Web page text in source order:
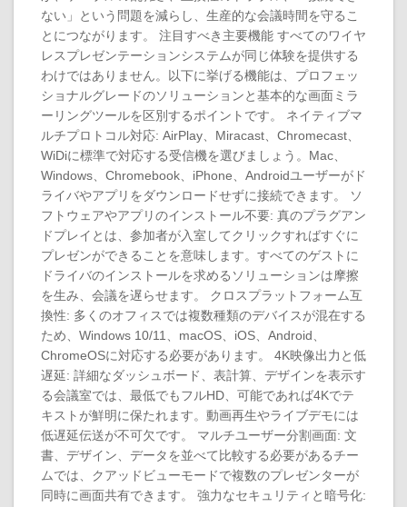
ない」という問題を減らし、生産的な会議時間を守るこ
とにつながります。 注目すべき主要機能 すべてのワイヤ
レスプレゼンテーションシステムが同じ体験を提供する
わけではありません。以下に挙げる機能は、プロフェッ
ショナルグレードのソリューションと基本的な画面ミラ
ーリングツールを区別するポイントです。 ネイティブマ
ルチプロトコル対応: AirPlay、Miracast、Chromecast、
WiDiに標準で対応する受信機を選びましょう。Mac、
Windows、Chromebook、iPhone、Androidユーザーがド
ライバやアプリをダウンロードせずに接続できます。 ソ
フトウェアやアプリのインストール不要: 真のプラグアン
ドプレイとは、参加者が入室してクリックすればすぐに
プレゼンができることを意味します。すべてのゲストに
ドライバのインストールを求めるソリューションは摩擦
を生み、会議を遅らせます。 クロスプラットフォーム互
換性: 多くのオフィスでは複数種類のデバイスが混在する
ため、Windows 10/11、macOS、iOS、Android、
ChromeOSに対応する必要があります。 4K映像出力と低
遅延: 詳細なダッシュボード、表計算、デザインを表示す
る会議室では、最低でもフルHD、可能であれば4Kでテ
キストが鮮明に保たれます。動画再生やライブデモには
低遅延伝送が不可欠です。 マルチユーザー分割画面: 文
書、デザイン、データを並べて比較する必要があるチー
ムでは、クアッドビューモードで複数のプレゼンターが
同時に画面共有できます。 強力なセキュリティと暗号化: